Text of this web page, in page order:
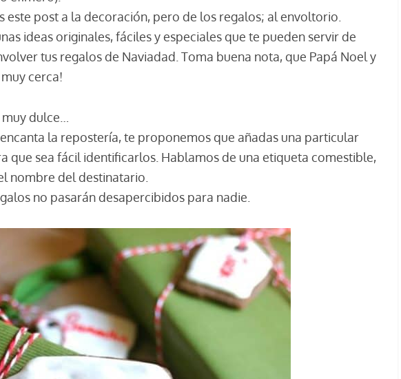
este post a la decoración, pero de los regalos; al envoltorio.
ideas originales, fáciles y especiales que te pueden servir de
tus regalos de Naviadad. Toma buena nota, que Papá Noel y
cerca!
dulce…
la repostería, te proponemos que añadas una particular
que sea fácil identificarlos. Hablamos de una etiqueta comestible,
nombre del destinatario.
no pasarán desapercibidos para nadie.